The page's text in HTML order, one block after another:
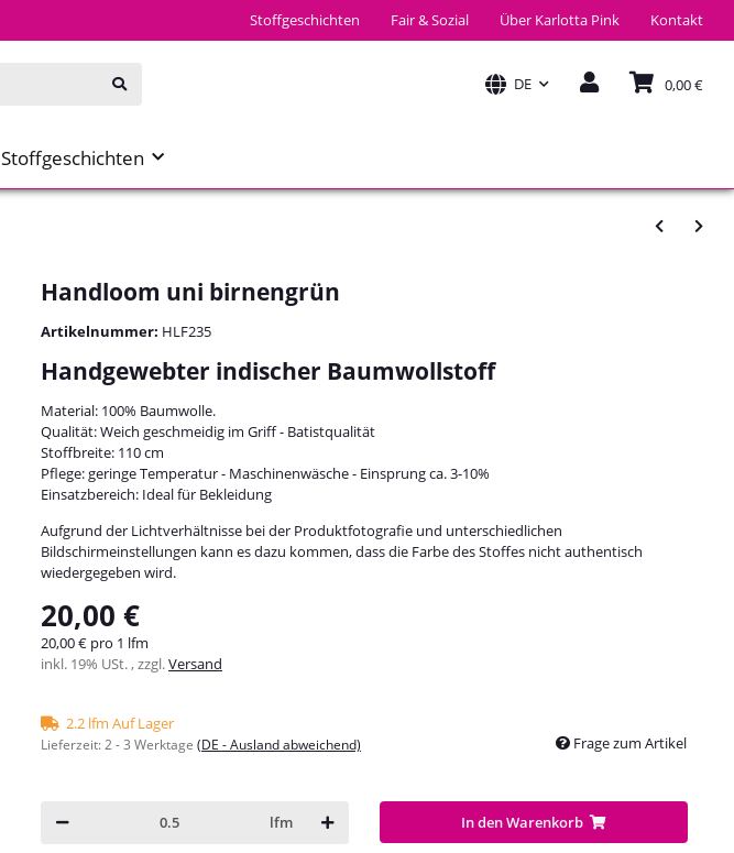
Stoffgeschichten Fair & Sozial Über Karlotta Pink Kontakt
DE 0,00 €
Stoffgeschichten
Handloom uni birnengrün
Artikelnummer: HLF235
Handgewebter indischer Baumwollstoff
Material: 100% Baumwolle.
Qualität: Weich geschmeidig im Griff - Batistqualität
Stoffbreite: 110 cm
Pflege: geringe Temperatur - Maschinenwäsche - Einsprung ca. 3-10%
Einsatzbereich: Ideal für Bekleidung
Aufgrund der Lichtverhältnisse bei der Produktfotografie und unterschiedlichen
Bildschirmeinstellungen kann es dazu kommen, dass die Farbe des Stoffes nicht authentisch
wiedergegeben wird.
20,00 €
20,00 € pro 1 lfm
inkl. 19% USt. , zzgl.Versand
2.2 lfm Auf Lager
Lieferzeit:2 - 3 Werktage (DE - Ausland abweichend) Frage zum Artikel
lfm In den Warenkorb